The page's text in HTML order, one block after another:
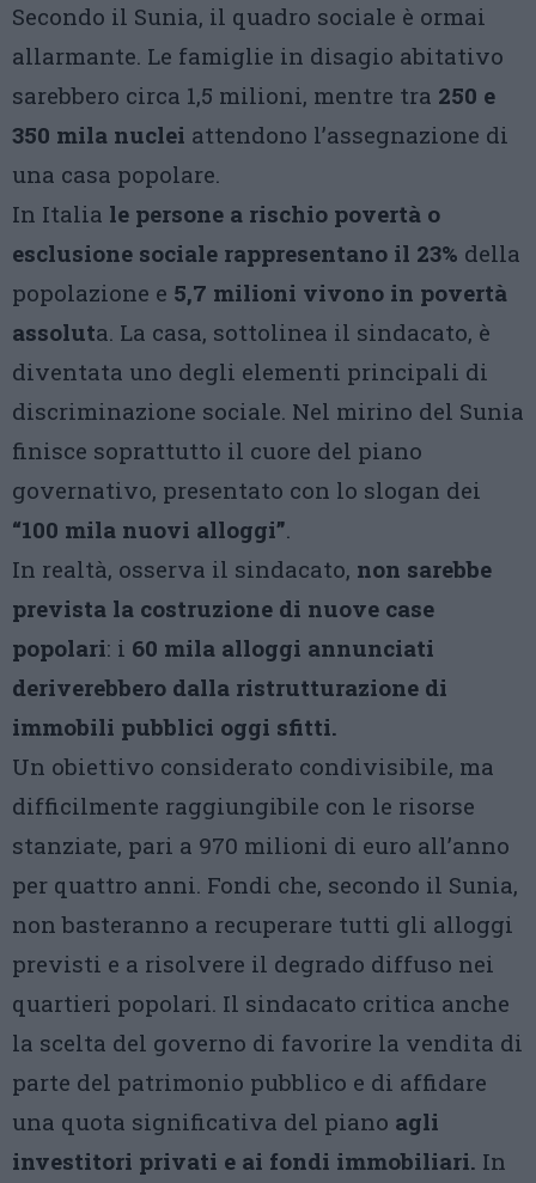
Secondo il Sunia, il quadro sociale è ormai
allarmante. Le famiglie in disagio abitativo
sarebbero circa 1,5 milioni, mentre tra 250 e
350 mila nuclei attendono l’assegnazione di
una casa popolare.
In Italia le persone a rischio povertà o
esclusione sociale rappresentano il 23% della
popolazione e 5,7 milioni vivono in povertà
assoluta. La casa, sottolinea il sindacato, è
diventata uno degli elementi principali di
discriminazione sociale. Nel mirino del Sunia
finisce soprattutto il cuore del piano
governativo, presentato con lo slogan dei
“100 mila nuovi alloggi”.
In realtà, osserva il sindacato, non sarebbe
prevista la costruzione di nuove case
popolari: i 60 mila alloggi annunciati
deriverebbero dalla ristrutturazione di
immobili pubblici oggi sfitti.
Un obiettivo considerato condivisibile, ma
difficilmente raggiungibile con le risorse
stanziate, pari a 970 milioni di euro all’anno
per quattro anni. Fondi che, secondo il Sunia,
non basteranno a recuperare tutti gli alloggi
previsti e a risolvere il degrado diffuso nei
quartieri popolari. Il sindacato critica anche
la scelta del governo di favorire la vendita di
parte del patrimonio pubblico e di affidare
una quota significativa del piano agli
investitori privati e ai fondi immobiliari. In